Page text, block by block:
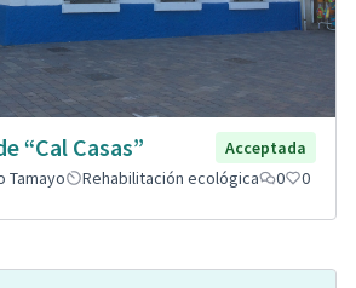
“Cal Casas”
Acceptada
Tamayo
Rehabilitación ecológica 0 0